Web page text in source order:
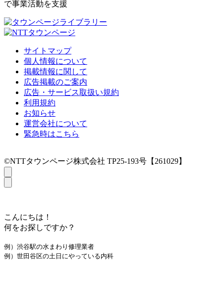
で事業活動を支援
サイトマップ
個人情報について
掲載情報に関して
広告掲載のご案内
広告・サービス取扱い規約
利用規約
お知らせ
運営会社について
緊急時はこちら
©NTTタウンページ株式会社 TP25-193号【261029】
こんにちは！
何をお探しですか？
例）渋谷駅の水まわり修理業者
例）世田谷区の土日にやっている内科